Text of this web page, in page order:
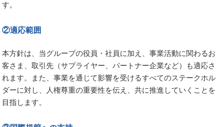
す。
②適応範囲
本方針は、当グループの役員・社員に加え、事業活動に関わるお
客さま、取引先（サプライヤー、パートナー企業など）も適応さ
れます。また、事業を通じて影響を受けるすべてのステークホル
ダーに対し、人権尊重の重要性を伝え、共に推進していくことを
目指します。